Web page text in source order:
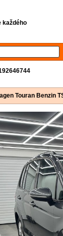
každého
Touran Benzin